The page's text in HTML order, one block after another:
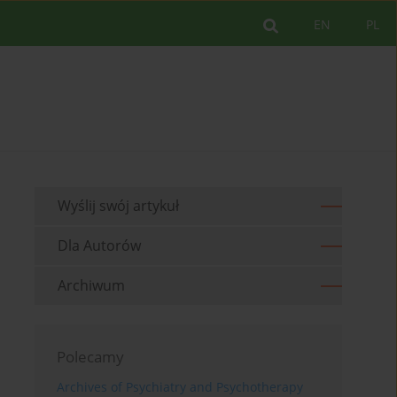
PL
EN
Wyślij swój artykuł
Dla Autorów
Archiwum
Polecamy
Archives of Psychiatry and Psychotherapy